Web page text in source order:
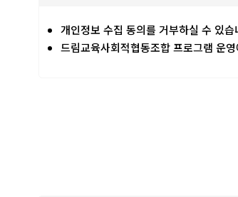
개인정보 수집 동의를 거부하실 수 있
드림교육사회적협동조합 프로그램 운